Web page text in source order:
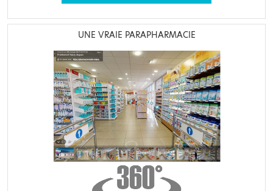
UNE VRAIE PARAPHARMACIE